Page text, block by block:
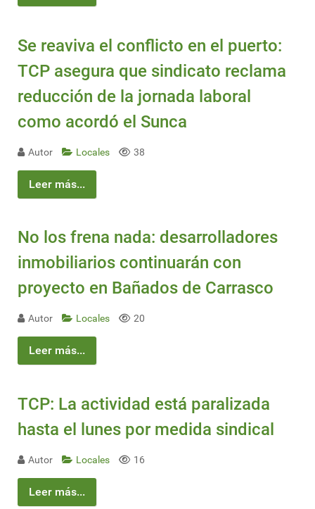
Se reaviva el conflicto en el puerto:
TCP asegura que sindicato reclama
reducción de la jornada laboral
como acordó el Sunca
Autor Locales 38
Leer más...
No los frena nada: desarrolladores
inmobiliarios continuarán con
proyecto en Bañados de Carrasco
Autor Locales 20
Leer más...
TCP: La actividad está paralizada
hasta el lunes por medida sindical
Autor Locales 16
Leer más...